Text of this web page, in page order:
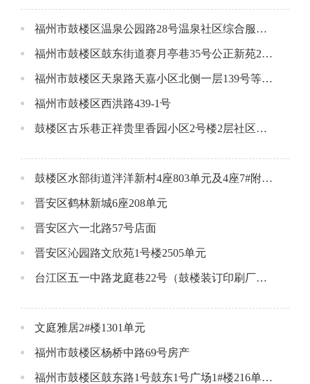
福州市鼓楼区温泉公园路28号温泉社区综合服务中心大楼7层招标公告
福州市鼓楼区鼓东街道赛月亭巷35号公正新苑2#楼106单元公开招租公告
福州市鼓楼区天泉路天嘉小区北侧一层139号等4个项目招租公告
福州市鼓楼区西洪路439-1号
鼓楼区古乐巷正祥贵里香园小区2号楼2层社区配套用房
鼓楼区水部街道泮洋新村4座803单元及4座7#附属间
晋安区鹤林新城6座208单元
晋安区六一北路57号店面
晋安区沁园路文欣苑1号楼2505单元
台江区五一中路龙庭巷22号（鼓楼装订印刷厂）1-3层店面
文庭雅居2#楼1301单元
福州市鼓楼区杨桥中路69号房产
福州市鼓楼区鼓东路1号鼓东1号广场1#楼216单元公开招租公告